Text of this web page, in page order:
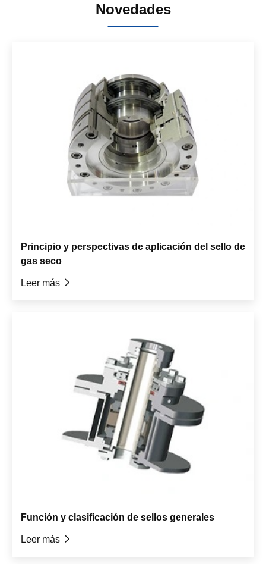
Novedades
Principio y perspectivas de aplicación del sello de
gas seco
Leer más 
Función y clasificación de sellos generales
Leer más 